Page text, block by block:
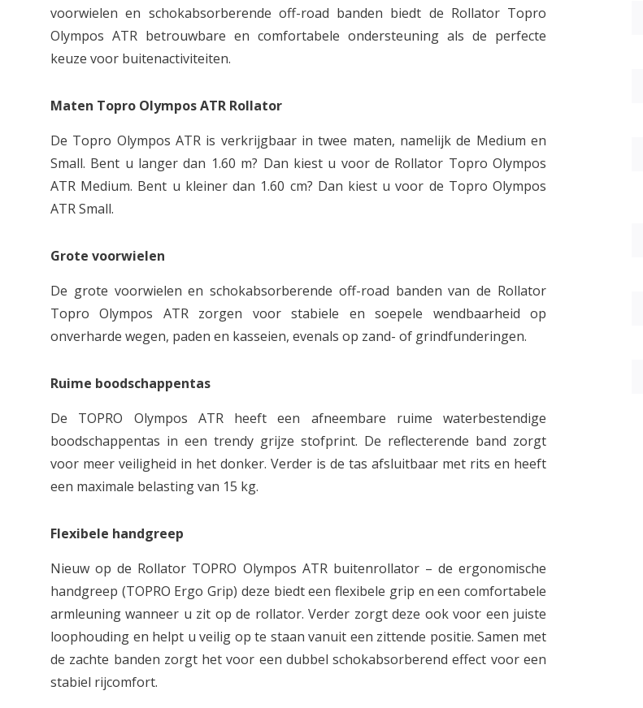
voorwielen en schokabsorberende off-road banden biedt de Rollator Topro
Olympos ATR betrouwbare en comfortabele ondersteuning als de perfecte
keuze voor buitenactiviteiten.
Maten Topro Olympos ATR Rollator
De Topro Olympos ATR is verkrijgbaar in twee maten, namelijk de Medium en
Small. Bent u langer dan 1.60 m? Dan kiest u voor de Rollator Topro Olympos
ATR Medium. Bent u kleiner dan 1.60 cm? Dan kiest u voor de Topro Olympos
ATR Small.
Grote voorwielen
De grote voorwielen en schokabsorberende off-road banden van de Rollator
Topro Olympos ATR zorgen voor stabiele en soepele wendbaarheid op
onverharde wegen, paden en kasseien, evenals op zand- of grindfunderingen.
Ruime boodschappentas
De TOPRO Olympos ATR heeft een afneembare ruime waterbestendige
boodschappentas in een trendy grijze stofprint. De reflecterende band zorgt
voor meer veiligheid in het donker. Verder is de tas afsluitbaar met rits en heeft
een maximale belasting van 15 kg.
Flexibele handgreep
Nieuw op de Rollator TOPRO Olympos ATR buitenrollator – de ergonomische
handgreep (TOPRO Ergo Grip) deze biedt een flexibele grip en een comfortabele
armleuning wanneer u zit op de rollator. Verder zorgt deze ook voor een juiste
loophouding en helpt u veilig op te staan vanuit een zittende positie. Samen met
de zachte banden zorgt het voor een dubbel schokabsorberend effect voor een
stabiel rijcomfort.